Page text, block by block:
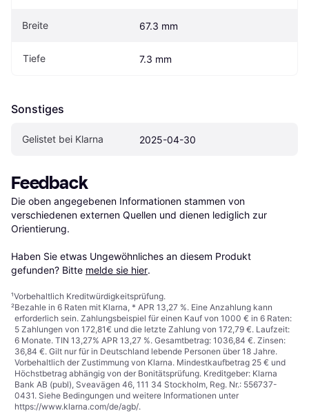
Breite 67.3 mm
Tiefe 7.3 mm
Sonstiges
Gelistet bei Klarna 2025-04-30
Feedback
Die oben angegebenen Informationen stammen von
verschiedenen externen Quellen und dienen lediglich zur
Orientierung.
Haben Sie etwas Ungewöhnliches an diesem Produkt
gefunden? Bitte melde sie hier.
¹Vorbehaltlich Kreditwürdigkeitsprüfung.
²Bezahle in 6 Raten mit Klarna, * APR 13,27 %. Eine Anzahlung kann
erforderlich sein. Zahlungsbeispiel für einen Kauf von 1000 € in 6 Raten:
5 Zahlungen von 172,81€ und die letzte Zahlung von 172,79 €. Laufzeit:
6 Monate. TIN 13,27% APR 13,27 %. Gesamtbetrag: 1036,84 €. Zinsen:
36,84 €. Gilt nur für in Deutschland lebende Personen über 18 Jahre.
Vorbehaltlich der Zustimmung von Klarna. Mindestkaufbetrag 25 € und
Höchstbetrag abhängig von der Bonitätsprüfung. Kreditgeber: Klarna
Bank AB (publ), Sveavägen 46, 111 34 Stockholm, Reg. Nr.: 556737-
0431. Siehe Bedingungen und weitere Informationen unter
https://www.klarna.com/de/agb/.